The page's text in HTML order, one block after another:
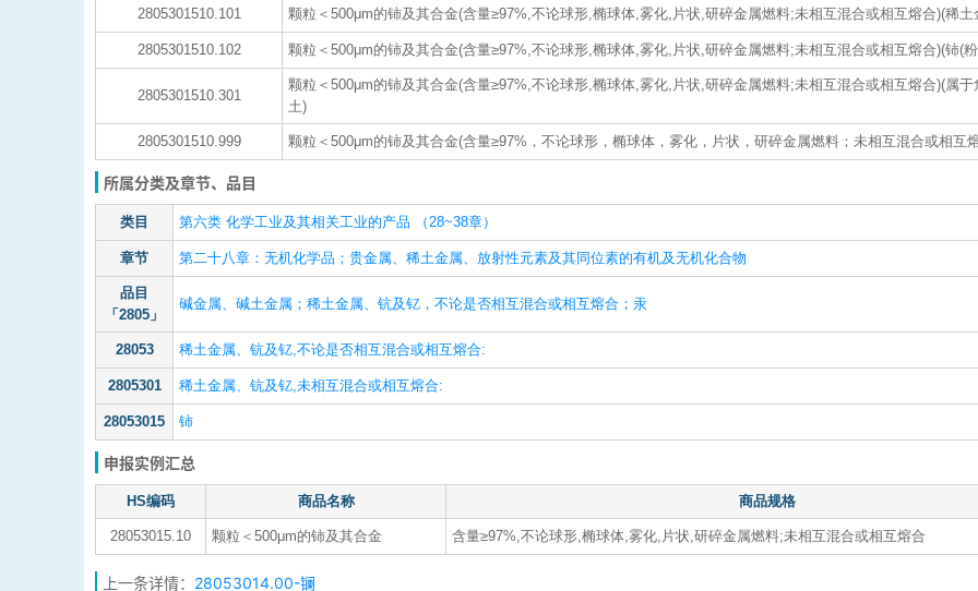
2805301510.101 颗粒＜500μm的铈及其合金(含量≥97%,不论球形,椭球体,雾化,片状,研碎金属燃料;未相互混合或相互熔合)(稀土
2805301510.102 颗粒＜500μm的铈及其合金(含量≥97%,不论球形,椭球体,雾化,片状,研碎金属燃料;未相互混合或相互熔合)(铈(
2805301510.301
颗粒＜500μm的铈及其合金(含量≥97%,不论球形,椭球体,雾化,片状,研碎金属燃料;未相互混合或相互熔合)(属
土)
2805301510.999 颗粒＜500μm的铈及其合金(含量≥97%，不论球形，椭球体，雾化，片状，研碎金属燃料；未相互混合或相互
所属分类及章节、品目
类目 第六类 化学工业及其相关工业的产品 （28~38章）
章节 第二十八章：无机化学品；贵金属、稀土金属、放射性元素及其同位素的有机及无机化合物
品目
「2805」
碱金属、碱土金属；稀土金属、钪及钇，不论是否相互混合或相互熔合；汞
28053 稀土金属、钪及钇,不论是否相互混合或相互熔合:
2805301 稀土金属、钪及钇,未相互混合或相互熔合:
28053015 铈
申报实例汇总
HS编码 商品名称 商品规格
28053015.10 颗粒＜500μm的铈及其合金 含量≥97%,不论球形,椭球体,雾化,片状,研碎金属燃料;未相互混合或相互熔合
上一条详情： 28053014.00-镧